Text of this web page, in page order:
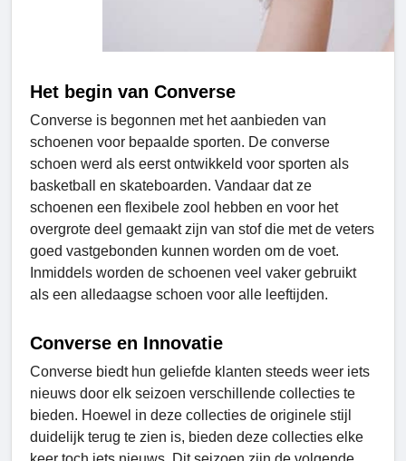
Het begin van Converse
Converse is begonnen met het aanbieden van
schoenen voor bepaalde sporten. De converse
schoen werd als eerst ontwikkeld voor sporten als
basketball en skateboarden. Vandaar dat ze
schoenen een flexibele zool hebben en voor het
overgrote deel gemaakt zijn van stof die met de veters
goed vastgebonden kunnen worden om de voet.
Inmiddels worden de schoenen veel vaker gebruikt
als een alledaagse schoen voor alle leeftijden.
Converse en Innovatie
Converse biedt hun geliefde klanten steeds weer iets
nieuws door elk seizoen verschillende collecties te
bieden. Hoewel in deze collecties de originele stijl
duidelijk terug te zien is, bieden deze collecties elke